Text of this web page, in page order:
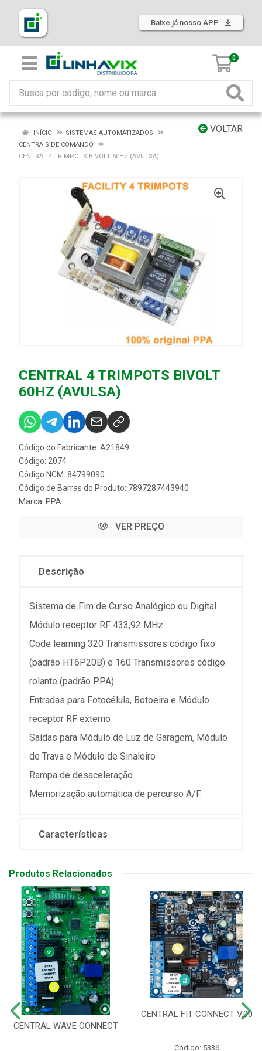
Baixe já nosso APP
0
VOLTAR
INÍCIO
SISTEMAS AUTOMATIZADOS
CENTRAIS DE COMANDO
CENTRAL 4 TRIMPOTS BIVOLT 60HZ (AVULSA)
CENTRAL 4 TRIMPOTS BIVOLT
60HZ (AVULSA)
Código do Fabricante: A21849
Código: 2074
Código NCM: 84799090
Código de Barras do Produto: 7897287443940
Marca: PPA
VER PREÇO
Descrição
Sistema de Fim de Curso Analógico ou Digital
Módulo receptor RF 433,92 MHz
Code learning 320 Transmissores código fixo
(padrão HT6P20B) e 160 Transmissores código
rolante (padrão PPA)
Entradas para Fotocélula, Botoeira e Módulo
receptor RF externo
Saídas para Módulo de Luz de Garagem, Módulo
de Trava e Módulo de Sinaleiro
Rampa de desaceleração
Memorização automática de percurso A/F
Características
Produtos Relacionados
CENTRAL WAVE CONNECT
CENTRAL FIT CONNECT V.00
Código: 5336